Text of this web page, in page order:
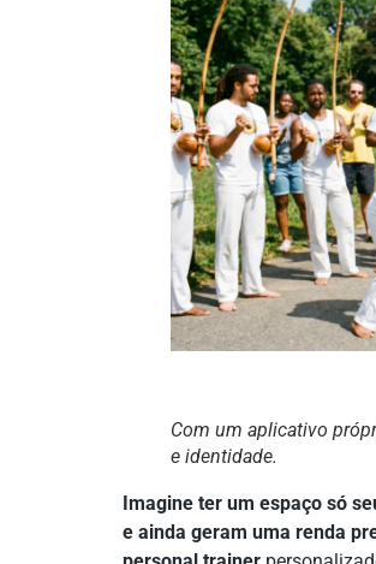
Com um aplicativo
e identidade.
Imagine ter um espaço só
e ainda geram uma renda